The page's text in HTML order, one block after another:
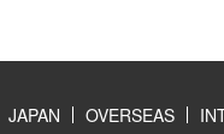
あの人にな
JAPAN OVERSEAS